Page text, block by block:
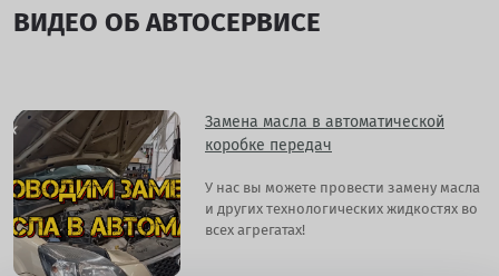
ВИДЕО ОБ АВТОСЕРВИСЕ
Замена масла в автоматической
коробке передач
У нас вы можете провести замену масла
и других технологических жидкостях во
всех агрегатах!